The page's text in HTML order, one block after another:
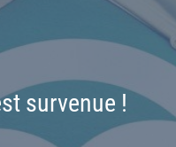
survenue !